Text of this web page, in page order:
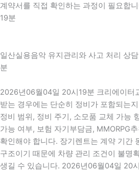
계약서를 직접 확인하는 과정이 필요합
19분
일산실용음악 유지관리와 사고 처리 상
분
2026년06월04일 20시19분 크리에이터
받는 경우에는 단순히 정비가 포함되는
정비 범위, 정비 주기, 소모품 교체 가능
가능 여부, 보험 자기부담금, MMORPG
확인해야 합니다. 장기렌트는 계약 기간
구조이기 때문에 차량 관리 조건이 불명
생길 수 있습니다. 2026년06월04일 20